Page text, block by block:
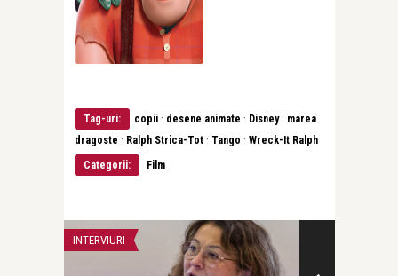
Tag-uri: copii · desene animate · Disney· marea
dragoste · Ralph Strica-Tot · Tango · Wreck-It Ralph
Categorii:
Film
INTERVIURI